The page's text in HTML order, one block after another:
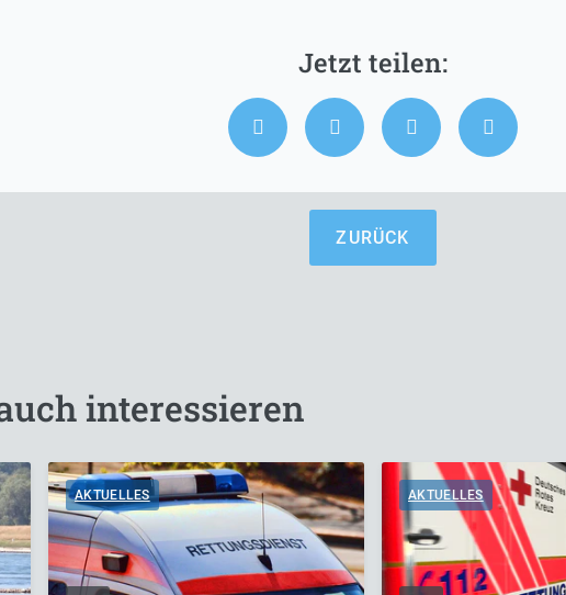
ZURÜCK
interessieren
AKTUELLES AKTUELLES